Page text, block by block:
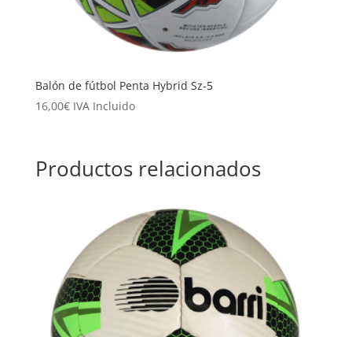
Balón de fútbol Penta Hybrid Sz-5
16,00€ IVA Incluido
Productos relacionados